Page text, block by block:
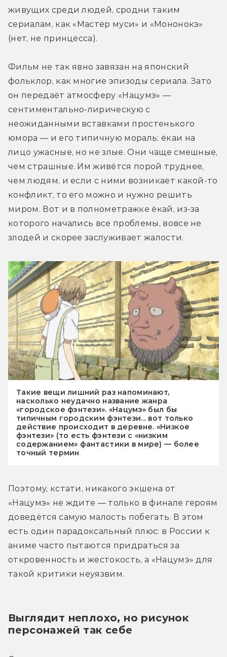
живущих среди людей, сродни таким
сериалам, как «Мастер муси» и «Мононокэ»
(нет, не принцесса).
Фильм не так явно завязан на японский
фольклор, как многие эпизоды сериала. Зато
он передаёт атмосферу «Нацумэ» —
сентиментально-лирическую с
неожиданными вставками простенького
юмора — и его типичную мораль: ёкаи на
лицо ужасные, но не злые. Они чаще смешные,
чем страшные. Им живётся порой труднее,
чем людям, и если с ними возникает какой-то
конфликт, то его можно и нужно решить
миром. Вот и в полнометражке ёкай, из-за
которого начались все проблемы, вовсе не
злодей и скорее заслуживает жалости.
Такие вещи лишний раз напоминают,
насколько неудачно название жанра
«городское фэнтези». «Нацумэ» был бы
типичным городским фэнтези... вот только
действие происходит в деревне. «Низкое
фэнтези» (то есть фэнтези с «низким
содержанием» фантастики в мире) — более
точный термин
Поэтому, кстати, никакого экшена от
«Нацумэ» не ждите — только в финале героям
доведётся самую малость побегать. В этом
есть один парадоксальный плюс: в России к
аниме часто пытаются придраться за
откровенность и жестокость, а «Нацумэ» для
такой критики неуязвим.
Выглядит неплохо, но рисунок
персонажей так себе